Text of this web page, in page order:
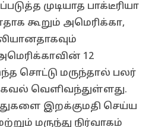
முடியாத பாக்டீரியா
கூறும் அமெரிக்கா,
12
சொட்டு மருந்தால் பலர்
வெளிவந்துள்ளது.
இறக்குமதி செய்ய
மருந்து நிர்வாகம்